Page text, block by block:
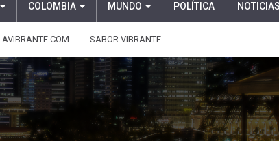
COLOMBIA MUNDO POLÍTICA
SABOR VIBRANTE